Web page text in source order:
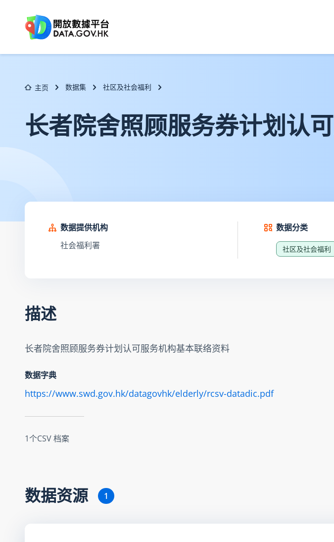
主页 数据集 社区及社会福利
长者院舍照顾服务券计划认
数据提供机构
社会福利署
数据分类
社区及社会福利
描述
长者院舍照顾服务券计划认可服务机构基本联络资料
数据字典
https://www.swd.gov.hk/datagovhk/elderly/rcsv-datadic.pdf
1个CSV 档案
数据资源 1